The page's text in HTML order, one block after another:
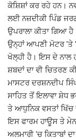
Giddarbaha
Railway Time
Lambi
Sri Muktsar
Punjab
ਕੋਸ਼ਿਸ਼ਾਂ ਕਰ ਰਹੇ ਹਨ।
ਲਈ ਨਜ਼ਦੀਕੀ ਪਿੰਡ
ਉਪਰਾਲਾ ਕੀਤਾ ਗਿਆ
ਉਨ੍ਹਾਂ ਆਪਣੀ ਮੋਟਰ 'ਤੇ
ਖੋਲ੍ਹੀ ਹੈ। ਇਸ ਦੇ ਨਾਲ
ਸ਼ਬਦਾਂ ਦਾ ਵੀ ਚਿਤਰਣ
ਮਾਸਟਰ ਦਰਸ਼ਨਦੀਪ
ਸਾਹਿਤ ਤੋਂ ਇਲਾਵਾ
ਤੇ ਆਧੁਨਿਕ ਵਸਤਾਂ ਖਿੱਚ
ਇਸ ਫਾਰਮ ਹਾਊਸ ਤੇ
ਅਲਮਾਰੀ 'ਚ ਕਿਤਾਬਾਂ